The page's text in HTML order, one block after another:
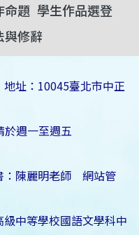
命題 學生作品選登
與修辭
址：10045臺北市中正
於週一至週五
：陳麗明老師 網站管
中等學校國語文學科中